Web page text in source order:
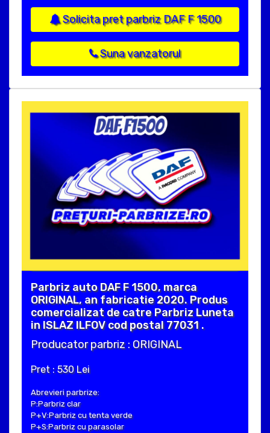
Solicita pret parbriz DAF F 1500
Suna vanzatorul
Parbriz auto DAF F 1500, marca
ORIGINAL, an fabricatie 2020. Produs
comercializat de catre Parbriz Luneta
in ISLAZ ILFOV cod postal 77031 .
Producator parbriz : ORIGINAL
Pret : 530 Lei
Abrevieri parbrize:
P:Parbriz clar
P+V:Parbriz cu tenta verde
P+S:Parbriz cu parasolar